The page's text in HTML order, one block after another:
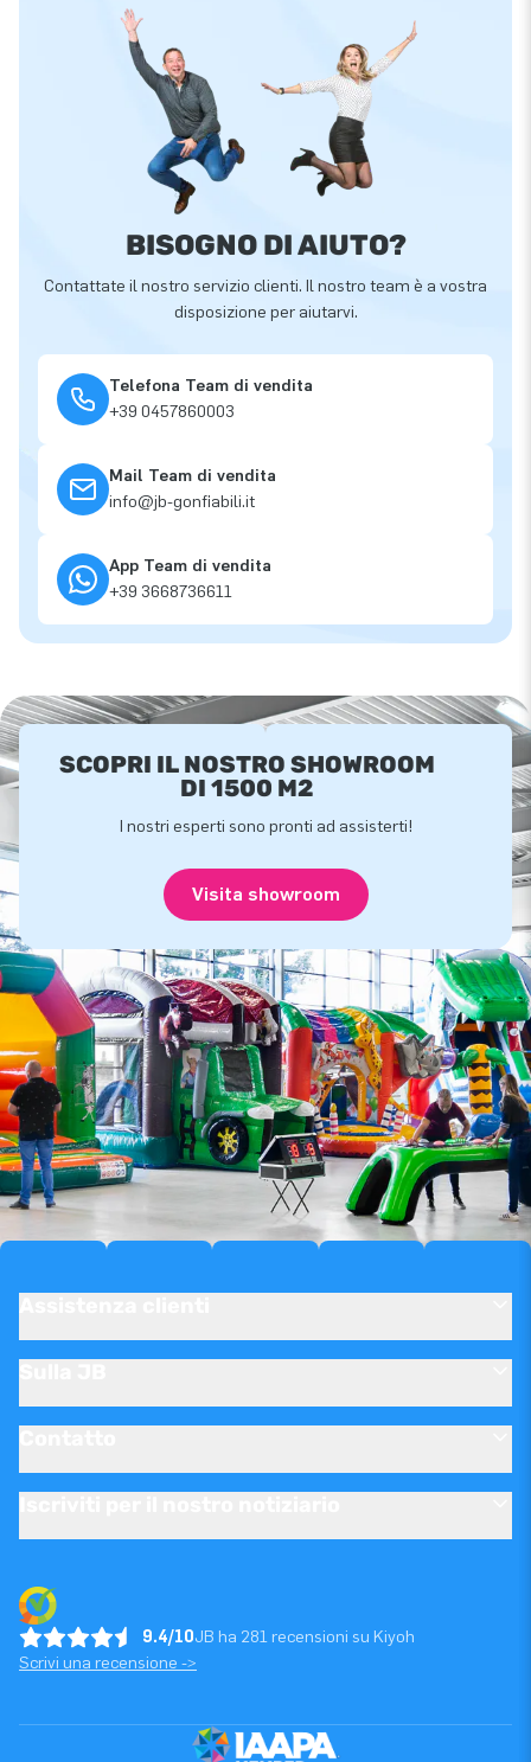
BISOGNO DI AIUTO?
Contattate il nostro servizio clienti. Il nostro team è a vostra
disposizione per aiutarvi.
Telefona Team di vendita
+39 0457860003
Mail Team di vendita
info@jb-gonfiabili.it
App Team di vendita
+39 3668736611
SCOPRI IL NOSTRO SHOWROOM
DI 1500 M2
I nostri esperti sono pronti ad assisterti!
Visita showroom
9.4/10JB ha 281 recensioni su Kiyoh
Scrivi una recensione ->